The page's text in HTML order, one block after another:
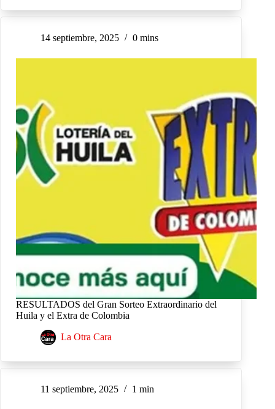
14 septiembre, 2025 0 mins
RESULTADOS del Gran Sorteo Extraordinario del
Huila y el Extra de Colombia
La Otra Cara
11 septiembre, 2025 1 min